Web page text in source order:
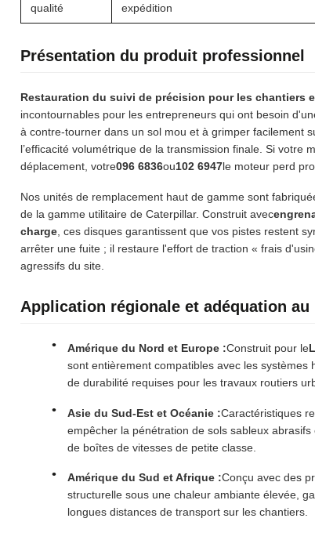
qualité
expédition
Présentation du produit professionnel
Restauration du suivi de précision pour les chantiers
incontournables pour les entrepreneurs qui ont besoin
à contre-tourner dans un sol mou et à grimper facilement
l’efficacité volumétrique de la transmission finale. Si votre
déplacement, votre096 6836ou102 6947le moteur perd
Nos unités de remplacement haut de gamme sont
de la gamme utilitaire de Caterpillar. Construit avec
charge , ces disques garantissent que vos pistes restent
arrêter une fuite ; il restaure l'effort de traction « frais
agressifs du site.
Application régionale et adéquation au
Amérique du Nord et Europe :Construit pour le
sont entièrement compatibles avec les
de durabilité requises pour les travaux routiers
Asie du Sud-Est et Océanie :Caractéristiques
empêcher la pénétration de sols sableux
de boîtes de vitesses de petite classe.
Amérique du Sud et Afrique :Conçu avec des
structurelle sous une chaleur ambiante élevée,
longues distances de transport sur les chantiers.